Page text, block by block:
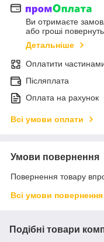
Ви отримаєте
або гроші
Детальніше
Оплатити
Післяплата
Оплата на рахунок
Всі умови оплати
Умови повернення
Повернення товару
Всі умови повернення
Подібні товари